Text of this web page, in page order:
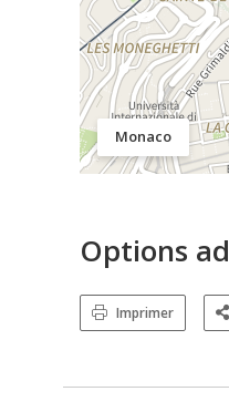
Monaco
Options
Imprimer